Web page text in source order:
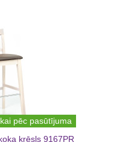
pēc pasūtījuma
krēsls 9167PR